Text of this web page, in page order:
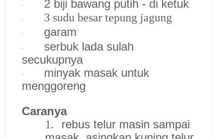
· 2 biji bawang putih - di ketuk
· 3 sudu besar tepung jagung
· garam
·
serbuk lada sulah
secukupnya
·
minyak masak untuk
menggoreng
Caranya
1.
rebus telur masin sampai